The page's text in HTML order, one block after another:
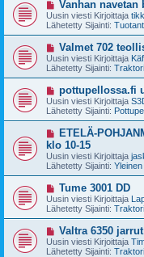
e
s
t
U
u
s
i
v
e
s
t
Vanhan
Uusin viesti Kirjoittaja
Lähetetty Sijainti:
U
u
s
i
e
s
t
Valmet 702
Uusin viesti Kirjoittaja
Lähetetty Sijainti:
U
u
s
i
v
e
s
t
i
pottupellossa.fi
Uusin viesti Kirjoittaja
Lähetetty Sijainti:
U
s
i
v
i
s
t
i
ETELÄ-
klo 10-15
Uusin viesti Kirjoittaja
Lähetetty Sijainti:
U
u
s
i
v
e
s
Tume 3001 DD
Uusin viesti Kirjoittaja
Lähetetty Sijainti:
U
u
s
Valtra 6350 jarrut
Uusin viesti Kirjoittaja
Lähetetty Sijainti: